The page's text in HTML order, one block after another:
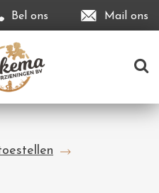
Bel ons Mail ons